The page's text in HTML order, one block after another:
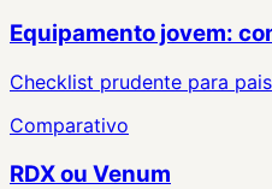
Equipamento jovem:
Checklist prudente para
Comparativo
RDX ou Venum